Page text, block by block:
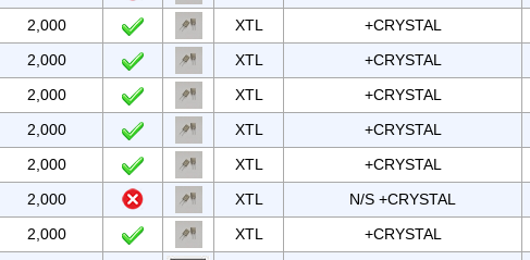
2,000
XTL +CRYSTAL
2,000
XTL +CRYSTAL
2,000
XTL +CRYSTAL
2,000
XTL +CRYSTAL
2,000
XTL +CRYSTAL
2,000
XTL N/S +CRYSTAL
2,000
XTL +CRYSTAL